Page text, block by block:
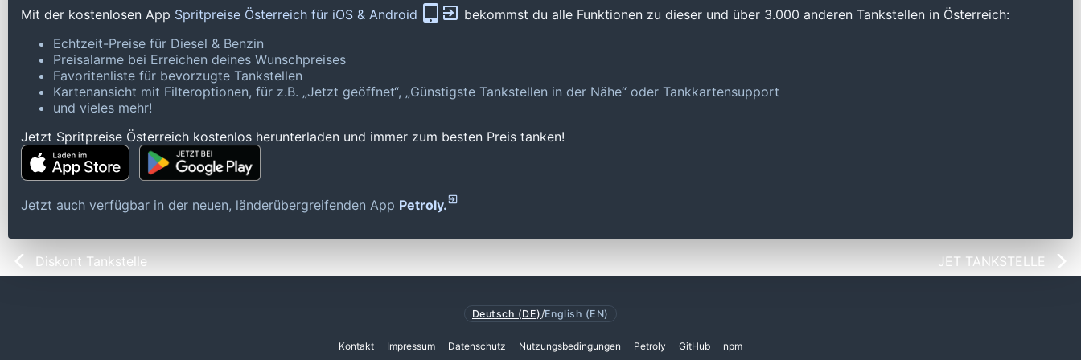
Mit der kostenlosen App Spritpreise Österreich für iOS & Android
bekommst du alle Funktionen zu dieser und über 3.000 anderen Tankstellen in Österreich:
Echtzeit-Preise für Diesel & Benzin
Preisalarme bei Erreichen deines Wunschpreises
Favoritenliste für bevorzugte Tankstellen
Kartenansicht mit Filteroptionen, für z.B. „Jetzt geöffnet“, „Günstigste Tankstellen in der Nähe“ oder Tankkartensupport
und vieles mehr!
Jetzt Spritpreise Österreich kostenlos herunterladen und immer zum besten Preis tanken!
Jetzt auch verfügbar in der neuen, länderübergreifenden App Petroly.
Diskont Tankstelle JET TANKSTELLE
Deutsch (DE) /English (EN)
Kontakt Impressum Datenschutz Nutzungsbedingungen Petroly GitHub npm